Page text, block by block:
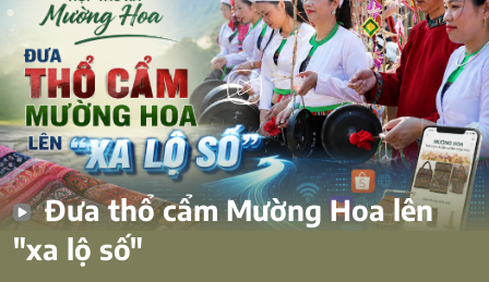
Đưa thổ cẩm Mường Hoa lên
"xa lộ số"